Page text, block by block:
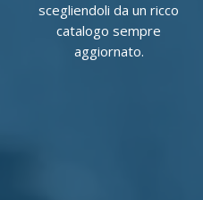
scegliendoli da un ricco
catalogo sempre
aggiornato.